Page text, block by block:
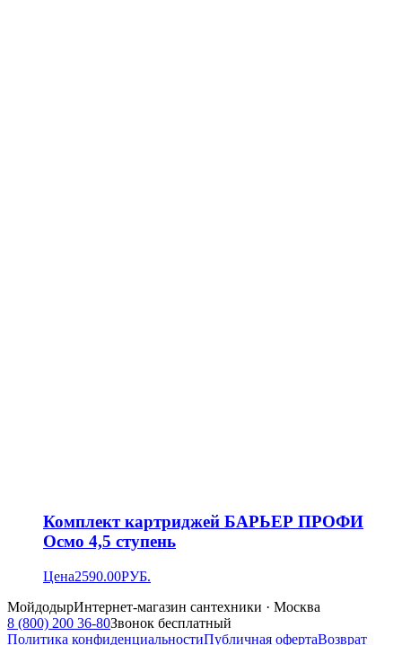
Комплект картриджей БАРЬЕР ПРОФИ
Осмо 4,5 ступень
Цена2590.00РУБ.
МойдодырИнтернет-магазин сантехники · Москва
8 (800) 200 36-80Звонок бесплатный
Политика конфиденциальностиПубличная офертаВозврат